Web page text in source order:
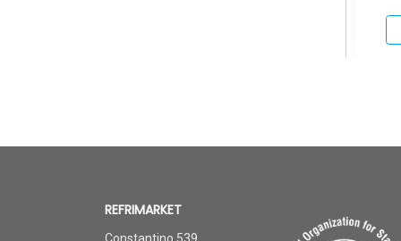
REFRIMARKET